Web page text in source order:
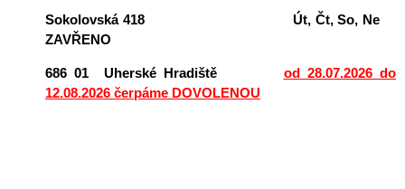
Sokolovská 418Út, Čt, So, Ne
ZAVŘENO
686 01 Uherské Hradiště od 28.07.2026 do
12.08.2026 čerpáme DOVOLENOU